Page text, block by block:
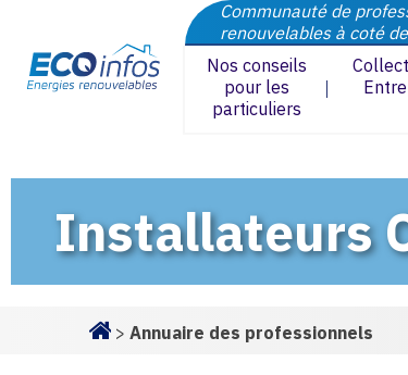
Communauté de
renouvelables à coté
Nos conseils
pour les
particuliers
Installateurs
> Annuaire des professionnels